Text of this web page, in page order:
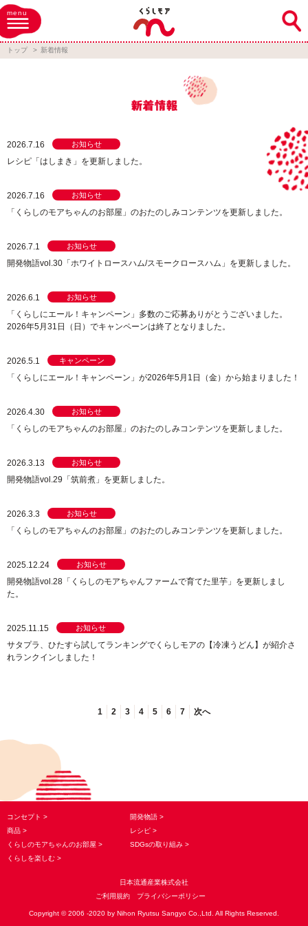
menu
トップ 新着情報
2026.7.16 お知らせ
レシピ「はしまき」を更新しました。
2026.7.16 お知らせ
「くらしのモアちゃんのお部屋」のおたのしみコンテンツを更新しました。
2026.7.1 お知らせ
開発物語vol.30「ホワイトロースハム/スモークロースハム」を更新しました。
2026.6.1 お知らせ
「くらしにエール！キャンペーン」多数のご応募ありがとうございました。
2026年5月31日（日）でキャンペーンは終了となりました。
2026.5.1 キャンペーン
「くらしにエール！キャンペーン」が2026年5月1日（金）から始まりました！
2026.4.30 お知らせ
「くらしのモアちゃんのお部屋」のおたのしみコンテンツを更新しました。
2026.3.13 お知らせ
開発物語vol.29「筑前煮」を更新しました。
2026.3.3 お知らせ
「くらしのモアちゃんのお部屋」のおたのしみコンテンツを更新しました。
2025.12.24 お知らせ
開発物語vol.28「くらしのモアちゃんファームで育てた里芋」を更新しまし
た。
2025.11.15 お知らせ
サタプラ、ひたすら試してランキングでくらしモアの【冷凍うどん】が紹介さ
れランクインしました！
1 2 3 4 5 6 7 次へ
コンセプト
商品
くらしのモアちゃんのお部屋
くらしを楽しむ
開発物語
レシピ
SDGsの取り組み
日本流通産業株式会社
ご利用規約
プライバシーポリシー
Copyright © 2006 -2020 by Nihon Ryutsu Sangyo Co.,Ltd. All Rights Reserved.